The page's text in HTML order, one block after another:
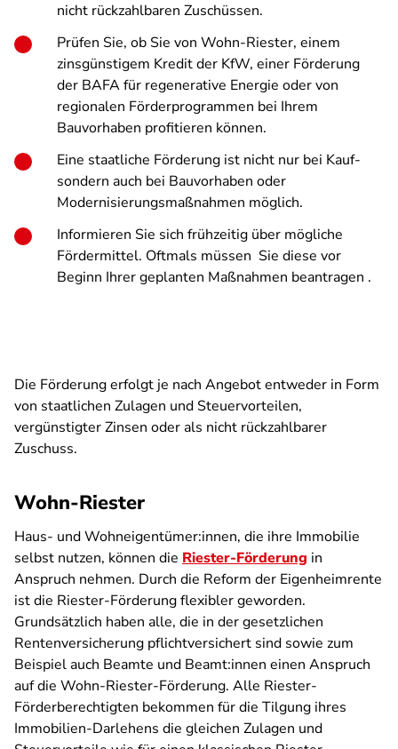
nicht rückzahlbaren Zuschüssen.
Prüfen Sie, ob Sie von Wohn-Riester, einem
zinsgünstigem Kredit der KfW, einer Förderung
der BAFA für regenerative Energie oder von
regionalen Förderprogrammen bei Ihrem
Bauvorhaben profitieren können.
Eine staatliche Förderung ist nicht nur bei Kauf-
sondern auch bei Bauvorhaben oder
Modernisierungsmaßnahmen möglich.
Informieren Sie sich frühzeitig über mögliche
Fördermittel. Oftmals müssen Sie diese vor
Beginn Ihrer geplanten Maßnahmen beantragen .
Die Förderung erfolgt je nach Angebot entweder in Form
von staatlichen Zulagen und Steuervorteilen,
vergünstigter Zinsen oder als nicht rückzahlbarer
Zuschuss.
Wohn-Riester
Haus- und Wohneigentümer:innen, die ihre Immobilie
selbst nutzen, können die Riester-Förderung in
Anspruch nehmen. Durch die Reform der Eigenheimrente
ist die Riester-Förderung flexibler geworden.
Grundsätzlich haben alle, die in der gesetzlichen
Rentenversicherung pflichtversichert sind sowie zum
Beispiel auch Beamte und Beamt:innen einen Anspruch
auf die Wohn-Riester-Förderung. Alle Riester-
Förderberechtigten bekommen für die Tilgung ihres
Immobilien-Darlehens die gleichen Zulagen und